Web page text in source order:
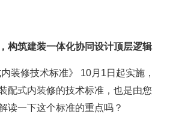
构筑建装一体化协同设计顶层逻辑
装修技术标准》 10月1日起实施，
配式内装修的技术标准，也是由您
读一下这个标准的重点吗？